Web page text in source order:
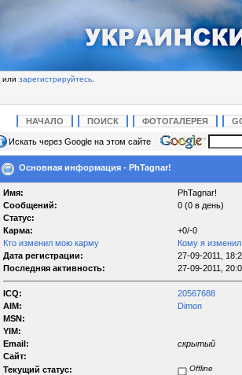
или зарегистрируйтесь.
НАЧАЛО ПОИСК ФОТОГАЛЕРЕЯ
Искать через Google на этом сайте
Основная информация - PhTagnar!
Имя:
PhTagnar!
Сообщений:
0 (0 в день)
Статус:
Карма:
+0/-0
Кто изменил мою карму
Кому я
Дата регистрации:
27-09-2011,
Последняя активность:
27-09-2011,
ICQ:
20567688
AIM:
Dimon
MSN:
YIM:
Email:
скрытый
Сайт:
Текущий статус:
Offline